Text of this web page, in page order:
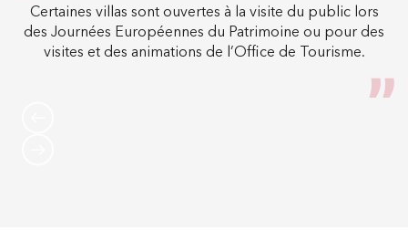
Certaines villas sont ouvertes à la visite du public lors
des Journées Européennes du Patrimoine ou pour des
visites et des animations de l’Office de Tourisme.